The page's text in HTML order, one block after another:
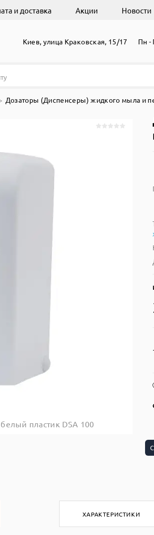
и доставка Акции Новости
Киев, улица Краковская, 15/17 Пн -
Дозаторы (Диспенсеры) жидкого мыла и
пластик DSA 100
ХАРАКТЕРИСТИКИ